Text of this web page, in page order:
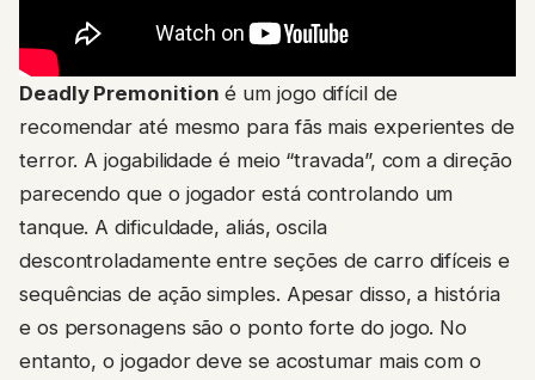
Deadly Premonition é um jogo difícil de
recomendar até mesmo para fãs mais experientes de
terror. A jogabilidade é meio “travada”, com a direção
parecendo que o jogador está controlando um
tanque. A dificuldade, aliás, oscila
descontroladamente entre seções de carro difíceis e
sequências de ação simples. Apesar disso, a história
e os personagens são o ponto forte do jogo. No
entanto, o jogador deve se acostumar mais com o